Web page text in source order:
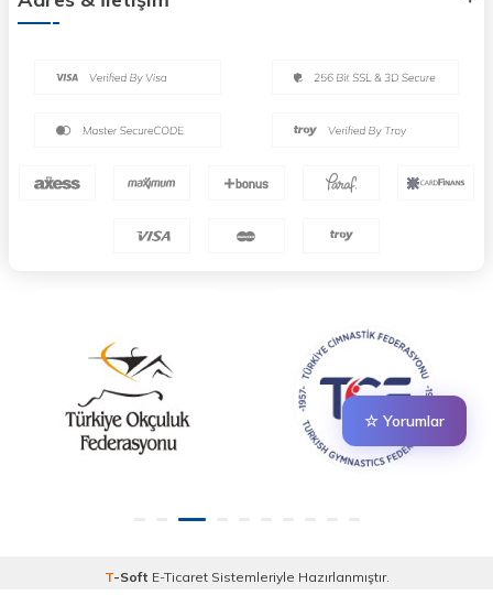
☆ Yorumlar
T-Soft E-TicaretSistemleriyle Hazırlanmıştır.